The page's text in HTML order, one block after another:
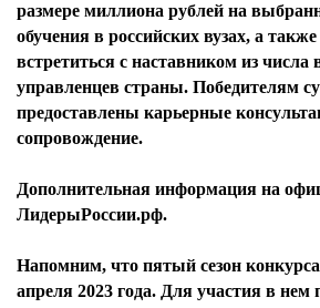
размере миллиона рублей на
обучения в российских вузах, а
встретиться с наставником из числа
управленцев страны. Победителям
предоставлены карьерные
сопровождение.
Дополнительная информация на
ЛидерыРоссии.рф.
Напомним, что пятый сезон
апреля 2023 года. Для участия в нем